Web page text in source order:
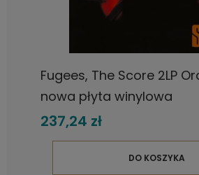
Fugees, The Score 2LP
nowa płyta winylowa
237,24 zł
DO KOSZYKA